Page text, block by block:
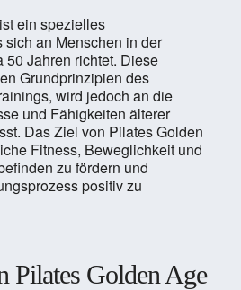
ein spezielles
an Menschen in der
50 Jahren richtet. Diese
Grundprinzipien des
wird jedoch an die
und Fähigkeiten älterer
Das Ziel von Pilates Golden
Fitness, Beweglichkeit und
zu fördern und
positiv zu
Pilates Golden Age